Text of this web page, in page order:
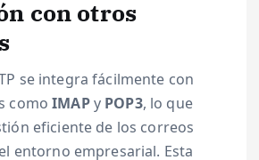
con otros
se integra fácilmente con
comoIMAPy POP3, lo que
eficiente de los correos
entorno empresarial. Esta